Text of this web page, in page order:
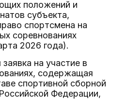
положений и
субъекта,
спортсмена на
соревнованиях
2026 года).
на участие в
содержащая
спортивной сборной
Федерации,